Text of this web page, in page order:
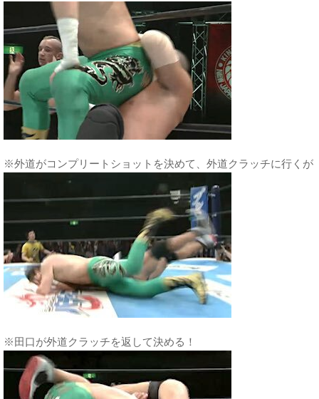
※外道がコンプリートショットを決めて、外道クラッチに行くが
※田口が外道クラッチを返して決める！